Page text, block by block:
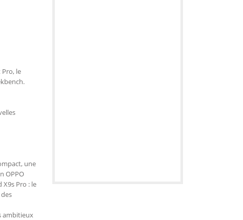
le
une
OPPO
Pro : le
ambitieux